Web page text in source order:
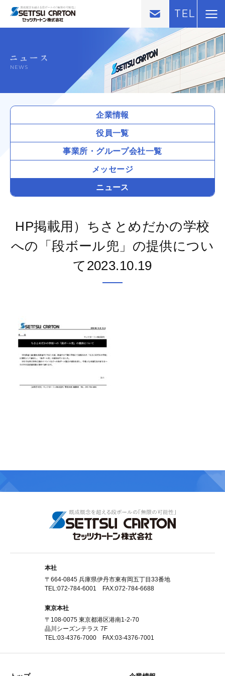
TEL
NEWS
企業情報
役員一覧
事業所・ グループ会社一覧
メッセージ
ニュース
HP掲載用）ちさとめだかの学校
への「段ボール兜」の提供につい
て2023.10.19
本社
〒664-0845 兵庫県伊丹市東有岡五丁目33番地
TEL:072-784-6001 FAX:072-784-6688
東京本社
〒108-0075 東京都港区港南1-2-70
品川シーズンテラス 7F
TEL:03-4376-7000 FAX:03-4376-7001